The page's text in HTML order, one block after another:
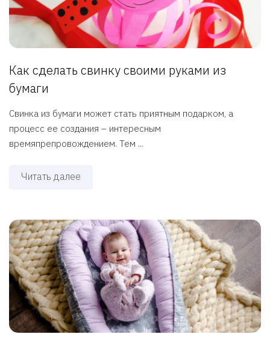
Как сделать свинку своими руками из
бумаги
Свинка из бумаги может стать приятным подарком, а
процесс ее создания – интересным
времяпрепровождением. Тем ...
Читать далее